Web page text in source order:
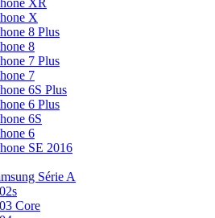
X
8 Plus
8
7 Plus
7
6S Plus
6 Plus
6S
6
SE 2016
Série A
Core